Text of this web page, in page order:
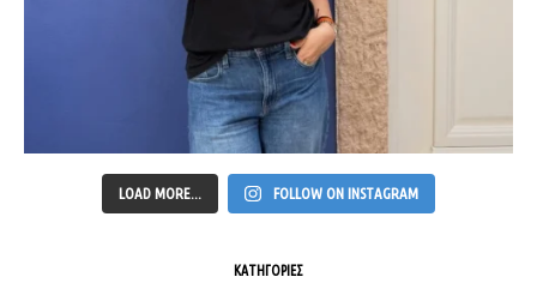
LOAD MORE... FOLLOW ON INSTAGRAM
ΚΑΤΗΓΟΡΙΕΣ